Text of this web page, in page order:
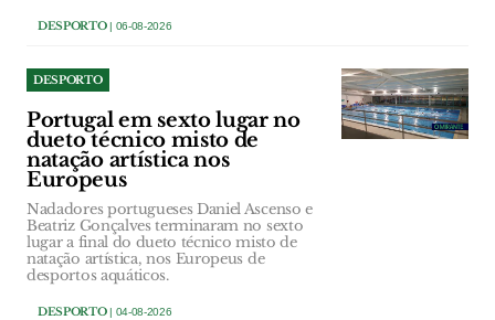
DESPORTO| 06-08-2026
DESPORTO
Portugal em sexto lugar no
dueto técnico misto de
natação artística nos
Europeus
Nadadores portugueses Daniel Ascenso e
Beatriz Gonçalves terminaram no sexto
lugar a final do dueto técnico misto de
natação artística, nos Europeus de
desportos aquáticos.
DESPORTO| 04-08-2026